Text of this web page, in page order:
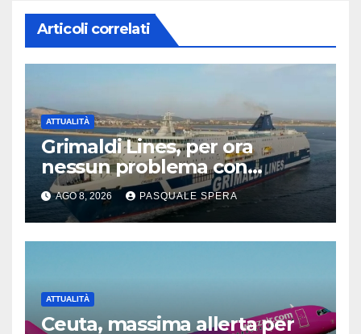
Articoli correlati
ATTUALITÀ
Grimaldi Lines, per ora
nessun problema con
Spagna
AGO 8, 2026 PASQUALE SPERA
ATTUALITÀ
Ceuta, massima allerta per